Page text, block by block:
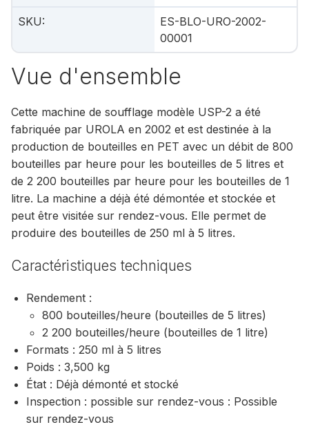
SKU:
ES-BLO-URO-2002-
00001
Vue d'ensemble
Cette machine de soufflage modèle USP-2 a été
fabriquée par UROLA en 2002 et est destinée à la
production de bouteilles en PET avec un débit de 800
bouteilles par heure pour les bouteilles de 5 litres et
de 2 200 bouteilles par heure pour les bouteilles de 1
litre. La machine a déjà été démontée et stockée et
peut être visitée sur rendez-vous. Elle permet de
produire des bouteilles de 250 ml à 5 litres.
Caractéristiques techniques
Rendement :
800 bouteilles/heure (bouteilles de 5 litres)
2 200 bouteilles/heure (bouteilles de 1 litre)
Formats : 250 ml à 5 litres
Poids : 3,500 kg
État : Déjà démonté et stocké
Inspection : possible sur rendez-vous : Possible
sur rendez-vous